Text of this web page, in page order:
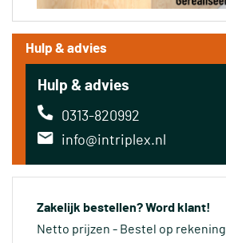
Hulp & advies
Hulp & advies
0313-820992
info@intriplex.nl
Zakelijk bestellen? Word klant!
Netto prijzen - Bestel op rekening